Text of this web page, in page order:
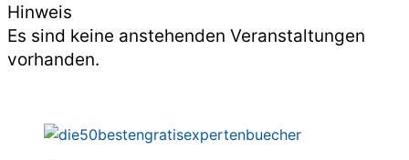
Hinweis
Es sind keine anstehenden Veranstaltungen
vorhanden.